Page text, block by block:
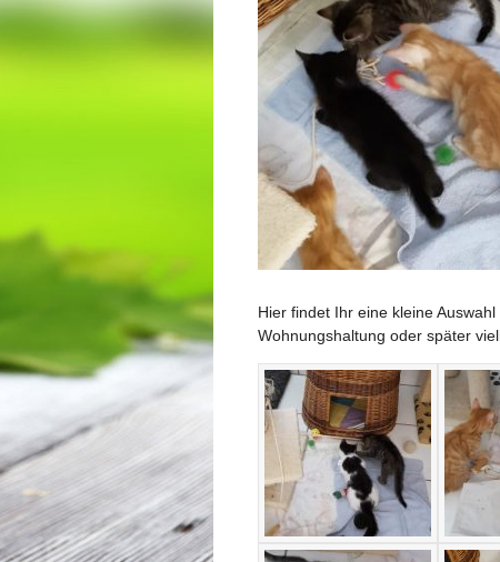
Hier findet Ihr eine kleine
Wohnungshaltung oder später